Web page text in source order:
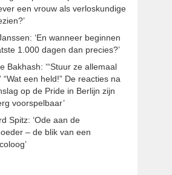
een vrouw als verloskundige
‘En wanneer beginnen
1.000 dagen dan precies?’
Bakhash: ‘“Stuur ze allemaal
“Wat een held!” De reacties na
op de Pride in Berlijn zijn
voorspelbaar’
Spitz: ‘Ode aan de
– de blik van een